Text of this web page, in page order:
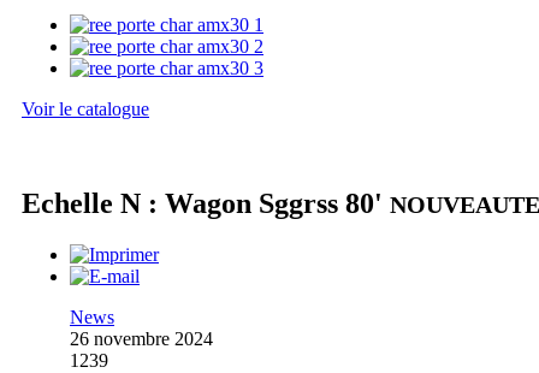
Voir le catalogue
Echelle N : Wagon Sggrss 80' NOUVEAUTE
News
26 novembre 2024
1239